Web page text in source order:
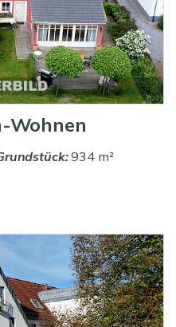
Wohnen
934 m²